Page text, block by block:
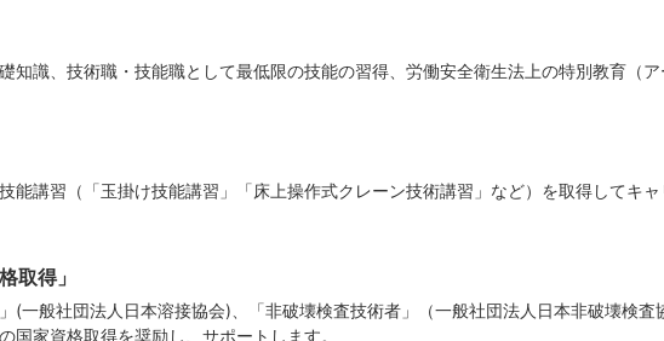
知識、技術職・技能職として最低限の技能の習得、労働安全衛生法上の特別教育（ア
能講習（「玉掛け技能講習」「床上操作式クレーン技術講習」など）を取得してキャ
取得」
(一般社団法人日本溶接協会)、「非破壊検査技術者」（一般社団法人日本非破壊検
国家資格取得を奨励し、サポートします。